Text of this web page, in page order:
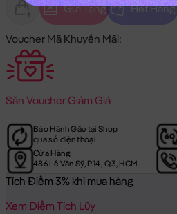
Gửi Tặng Hết Hàng
Voucher Mã Khuyến Mãi:
Săn Voucher Giảm Giá
Bảo Hành Gấu tại Shop
qua số điện thoại
Cửa Hàng:
486 Lê Văn Sỹ, P.14, Q.3, HCM
Tích Điểm 3% khi mua hàng
Xem Điểm Tích Lũy